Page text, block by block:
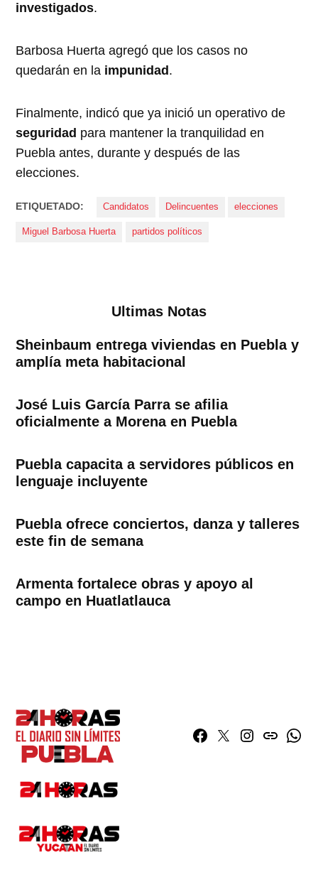
investigados.
Barbosa Huerta agregó que los casos no
quedarán en la impunidad .
Finalmente, indicó que ya inició un operativo de
seguridad para mantener la tranquilidad en
Puebla antes, durante y después de las
elecciones.
ETIQUETADO: Candidatos Delincuentes elecciones
Miguel Barbosa Huerta partidos políticos
Ultimas Notas
Sheinbaum entrega viviendas en Puebla y
amplía meta habitacional
José Luis García Parra se afilia
oficialmente a Morena en Puebla
Puebla capacita a servidores públicos en
lenguaje incluyente
Puebla ofrece conciertos, danza y talleres
este fin de semana
Armenta fortalece obras y apoyo al
campo en Huatlatlauca
Facebook
TwitterInstagram
issuu